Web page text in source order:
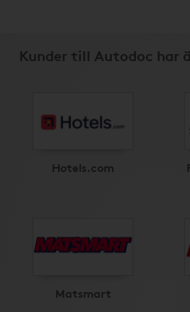
Kunder till Autodoc har
Hotels.com
Matsmart